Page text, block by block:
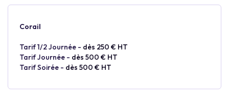
Corail
Tarif 1/2 Journée - dès 250 € HT
Tarif Journée - dès 500 € HT
Tarif Soirée - dès 500 € HT